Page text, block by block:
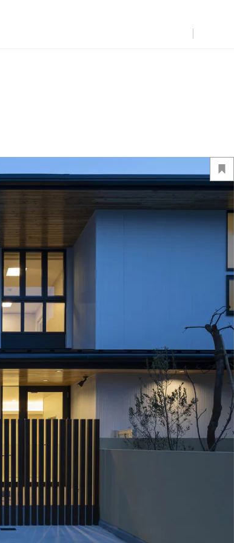
多彩な動画やこだわりが詰まった建築実例、注目の最
ど、住まいづくりを楽しく学べるデジタルラウンジです。
ホームラウンジ 新築・戸建て
土地活用の基礎から長期安定経営を目指すオーナー様
賃貸経営に役立つ多彩な情報を幅広くお届けします。
ホームラウンジ 土地活用・賃貸経営
実例動画や基礎知識、収納の工夫など、理想の住まい
リフォームの具体策とアイデアを豊富にご用意していま
ホームラウンジ リフォーム
すべてのフィールドに新しい価値をデザインし、持続可
ミサワゼネラルソリューション
ミサワホームオーナーさま・リフォーム工事ご契約者さ
サワホームを結ぶコミュニケーションサイト。お得・便
なコンテンツや、ミサワホームからの大切なお知らせな
ています。
ミサワオーナーズクラブ
ミサワアイデンティティ